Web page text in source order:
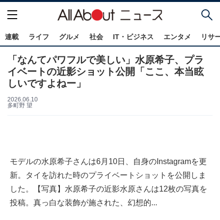
連載 ライフ グルメ 社会 IT・ビジネス エンタメ リサ
「なんてパワフルで美しい」水原希子、プラ
イベートの近影ショット公開「ここ、本当眩
しいですよねー」
2026.06.10
多町野 望
モデルの水原希子さんは6月10日、自身のInstagramを更
新。タイを訪れた時のプライベートショットを公開しま
した。【写真】水原希子の近影水原さんは12枚の写真を
投稿。真っ白な装飾が施された、幻想的...